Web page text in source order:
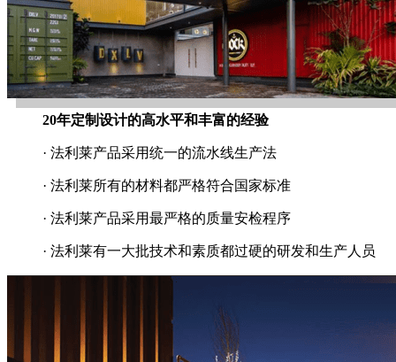
20年定制设计的高水平和丰富的经验
· 法利莱产品采用统一的流水线生产法
· 法利莱所有的材料都严格符合国家标准
· 法利莱产品采用最严格的质量安检程序
· 法利莱有一大批技术和素质都过硬的研发和生产人员